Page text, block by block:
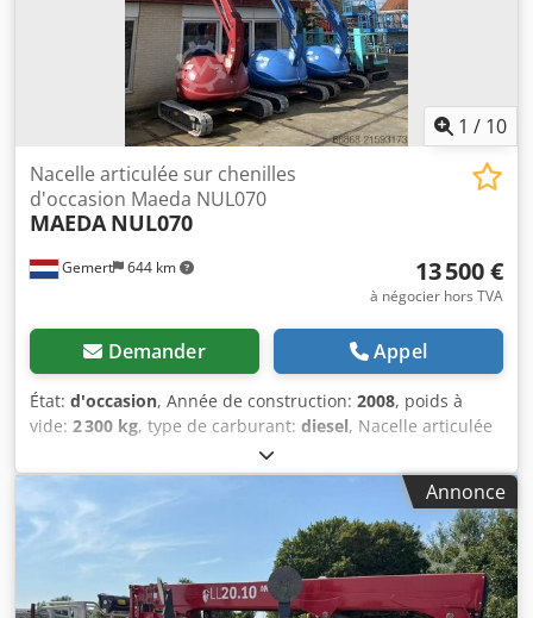
1 / 10
Gemert 644 km
Nacelle articulée sur chenilles
d'occasion Maeda NUL070
MAEDA NUL070
13 500 €
à négocier hors TVA
Demander Appel
État: d'occasion, Année de construction: 2008, poids à
vide: 2 300 kg, type de carburant: diesel, Nacelle articulée
d'occasion à vendre : Hauteur de travail : 8,8 mètres Poids
: 2300kg Codpfx Aeyw Uczocmeha Capacité de levage : 150
kg Dimensions : 4,08 x 1,65 x 1,96 mètre Kubota 3 cylindres
Diesel Prix à l'unité : € 13.500,- HT 6 pièces en stock !!
Annonce